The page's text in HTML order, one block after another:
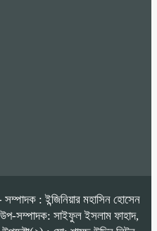
: ইন্জিনিয়ার মহাসিন হোসেন
উপ-সম্পাদক: সাইফুল ইসলাম ফাহাদ,